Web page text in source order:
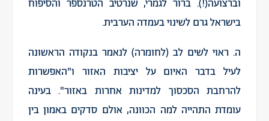
וברצועה(!). ברור לגמרי, שנרטיב הטרנספר והסיפוח
בישראל גרם לשינוי בעמדה הערבית.
ה. ראוי לשים לב (לחומרה) לנאמר בנקודה הראשונה
לעיל בדבר האיום על יציבות האזור ו"האפשרות
להרחבת הסכסוך למדינות אחרות באזור". בעינה
עומדת התהייה למה הכוונה, אולם סדקים באמון בין